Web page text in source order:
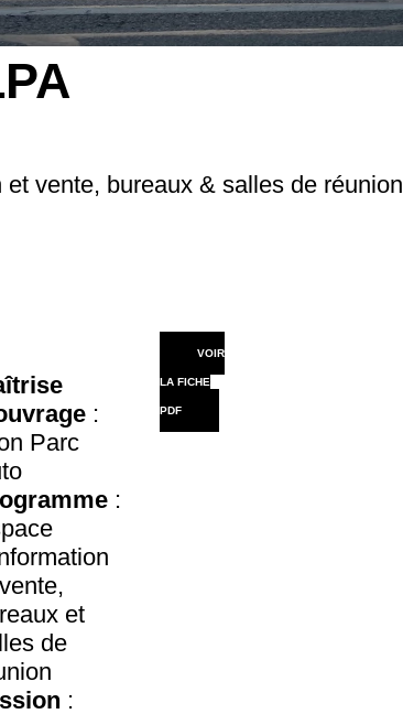
et vente, bureaux & salles de réunion
:
Parc
:
et
de
:
VOIR
LA FICHE
PDF